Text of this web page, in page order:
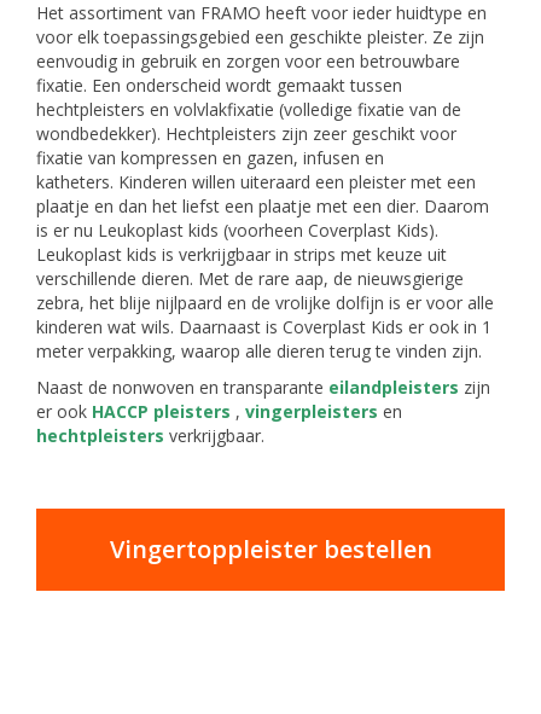
Het assortiment van FRAMO heeft voor ieder huidtype en
voor elk toepassingsgebied een geschikte pleister. Ze zijn
eenvoudig in gebruik en zorgen voor een betrouwbare
fixatie. Een onderscheid wordt gemaakt tussen
hechtpleisters en volvlakfixatie (volledige fixatie van de
wondbedekker). Hechtpleisters zijn zeer geschikt voor
fixatie van kompressen en gazen, infusen en
katheters. Kinderen willen uiteraard een pleister met een
plaatje en dan het liefst een plaatje met een dier. Daarom
is er nu Leukoplast kids (voorheen Coverplast Kids).
Leukoplast kids is verkrijgbaar in strips met keuze uit
verschillende dieren. Met de rare aap, de nieuwsgierige
zebra, het blije nijlpaard en de vrolijke dolfijn is er voor alle
kinderen wat wils. Daarnaast is Coverplast Kids er ook in 1
meter verpakking, waarop alle dieren terug te vinden zijn.
Naast de nonwoven en transparante eilandpleisters zijn
er ook HACCP pleisters , vingerpleisters en
hechtpleisters verkrijgbaar.
Vingertoppleister bestellen